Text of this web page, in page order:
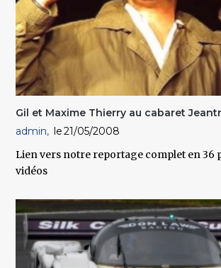
Gil et Maxime Thierry au cabaret
admin
21/05/2008
Lien vers notre reportage complet en 36
vidéos